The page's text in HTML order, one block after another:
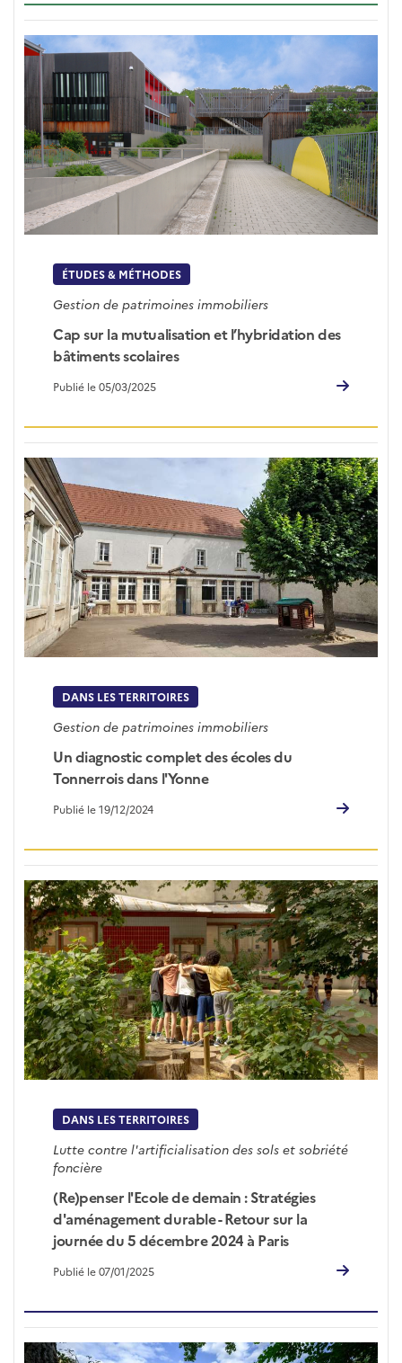
ÉTUDES & MÉTHODES
Gestion de patrimoines immobiliers
Cap sur la mutualisation et l’hybridation des
bâtiments scolaires
Publié le 05/03/2025
DANS LES TERRITOIRES
Gestion de patrimoines immobiliers
Un diagnostic complet des écoles du
Tonnerrois dans l'Yonne
Publié le 19/12/2024
DANS LES TERRITOIRES
Lutte contre l'artificialisation des sols et sobriété
foncière
(Re)penser l'Ecole de demain : Stratégies
d'aménagement durable - Retour sur la
journée du 5 décembre 2024 à Paris
Publié le 07/01/2025